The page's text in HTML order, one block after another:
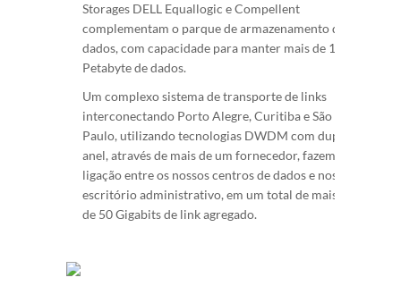
Storages DELL Equallogic e Compellent
complementam o parque de armazenamento de
dados, com capacidade para manter mais de 1
Petabyte de dados.
Um complexo sistema de transporte de links
interconectando Porto Alegre, Curitiba e São
Paulo, utilizando tecnologias DWDM com duplo
anel, através de mais de um fornecedor, fazem a
ligação entre os nossos centros de dados e nosso
escritório administrativo, em um total de mais
de 50 Gigabits de link agregado.